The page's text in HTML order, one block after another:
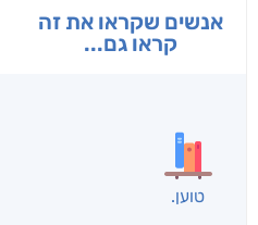
בפנוכו
חני שאטן
אנשים שקראו את זה